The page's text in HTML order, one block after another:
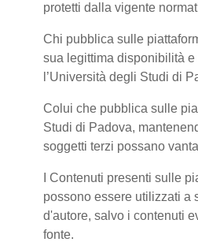
protetti dalla vigente
Chi pubblica sulle
sua legittima disponibilità
l’Università degli Studi di
Colui che pubblica sulle
Studi di Padova,
soggetti terzi possano
I Contenuti presenti sulle
possono essere utilizzati a
d'autore, salvo i contenuti
fonte.